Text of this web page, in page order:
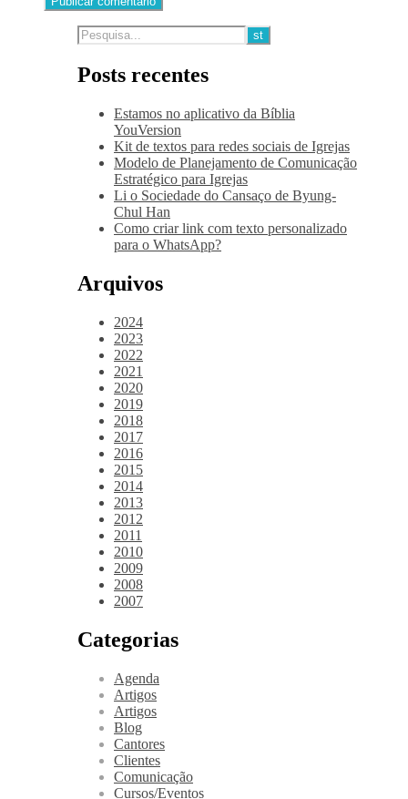
Posts recentes
Estamos no aplicativo da Bíblia
YouVersion
Kit de textos para redes sociais de Igrejas
Modelo de Planejamento de Comunicação
Estratégico para Igrejas
Li o Sociedade do Cansaço de Byung-
Chul Han
Como criar link com texto personalizado
para o WhatsApp?
Arquivos
2024
2023
2022
2021
2020
2019
2018
2017
2016
2015
2014
2013
2012
2011
2010
2009
2008
2007
Categorias
Agenda
Artigos
Artigos
Blog
Cantores
Clientes
Comunicação
Cursos/Eventos